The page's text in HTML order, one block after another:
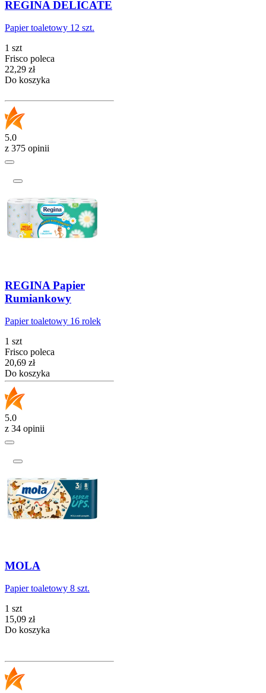
REGINA DELICATE
Papier toaletowy 12 szt.
1 szt
Frisco poleca
Cena
22,29 zł
Do koszyka
5.0
z 375 opinii
REGINA Papier
Rumiankowy
Papier toaletowy 16 rolek
1 szt
Frisco poleca
Cena
20,69 zł
Do koszyka
5.0
z 34 opinii
MOLA
Papier toaletowy 8 szt.
1 szt
Cena
15,09 zł
Do koszyka